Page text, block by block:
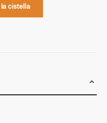
cistella